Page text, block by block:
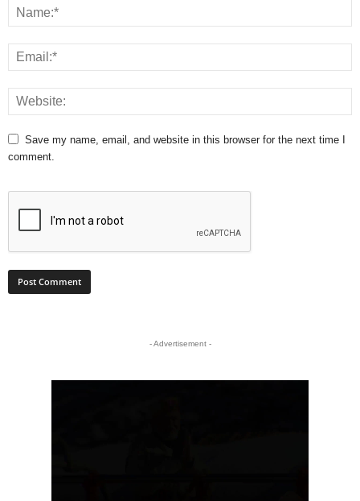
Save my name, email, and website in this browser for the next time I
comment.
- Advertisement -